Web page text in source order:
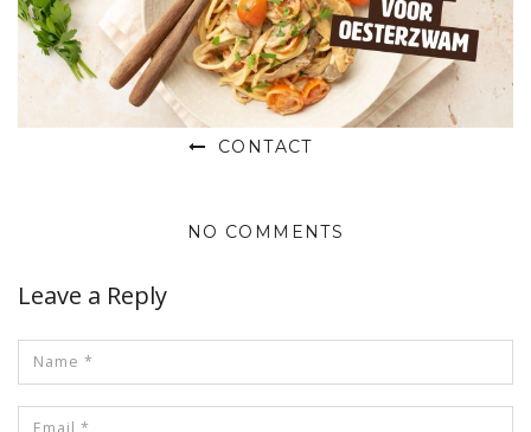
CONTACT
NO COMMENTS
Leave a Reply